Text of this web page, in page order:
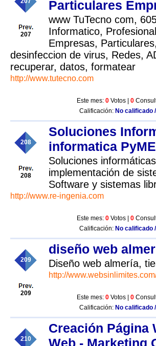
207
Particulares
www TuTecno com,
Informatico,
Empresas,
desinfeccion de virus, Redes,
recuperar, datos, formatear
http://www.tutecno.com
Este mes: 0 Votos | 0
Calificación: No calificado
208
208
Soluciones
informatica
Soluciones
implementación de
Software y sistemas
http://www.re-ingenia.com
Este mes: 0 Votos | 0
Calificación: No calificado
209
209
diseño web
Diseño web almería,
http://
Este mes: 0 Votos | 0
Calificación: No calificado
210
Creación Página
Web - Marketing